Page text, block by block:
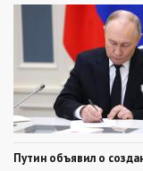
Путин объявил о